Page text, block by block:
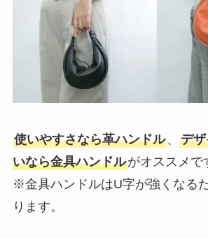
使いやすさなら革ハンドル、 デ
いなら金具ハンドルがオススメで
※金具ハンドルはU字が強くなる
ります。